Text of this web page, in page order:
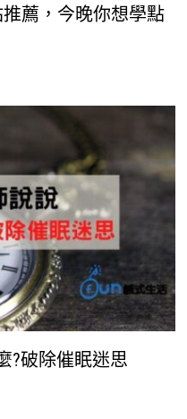
推薦，今晚你想學點
?破除催眠迷思